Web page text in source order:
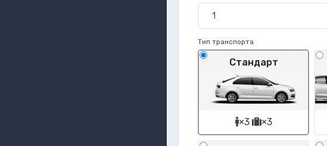
Тип транспорта
Стандарт
×3 ×3